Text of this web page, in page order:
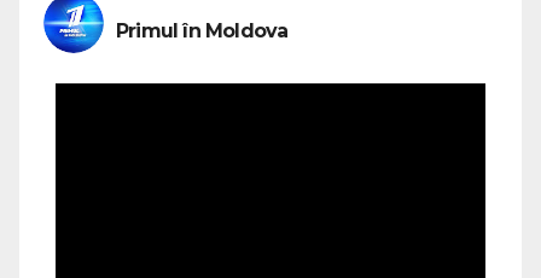
Primul în Moldova